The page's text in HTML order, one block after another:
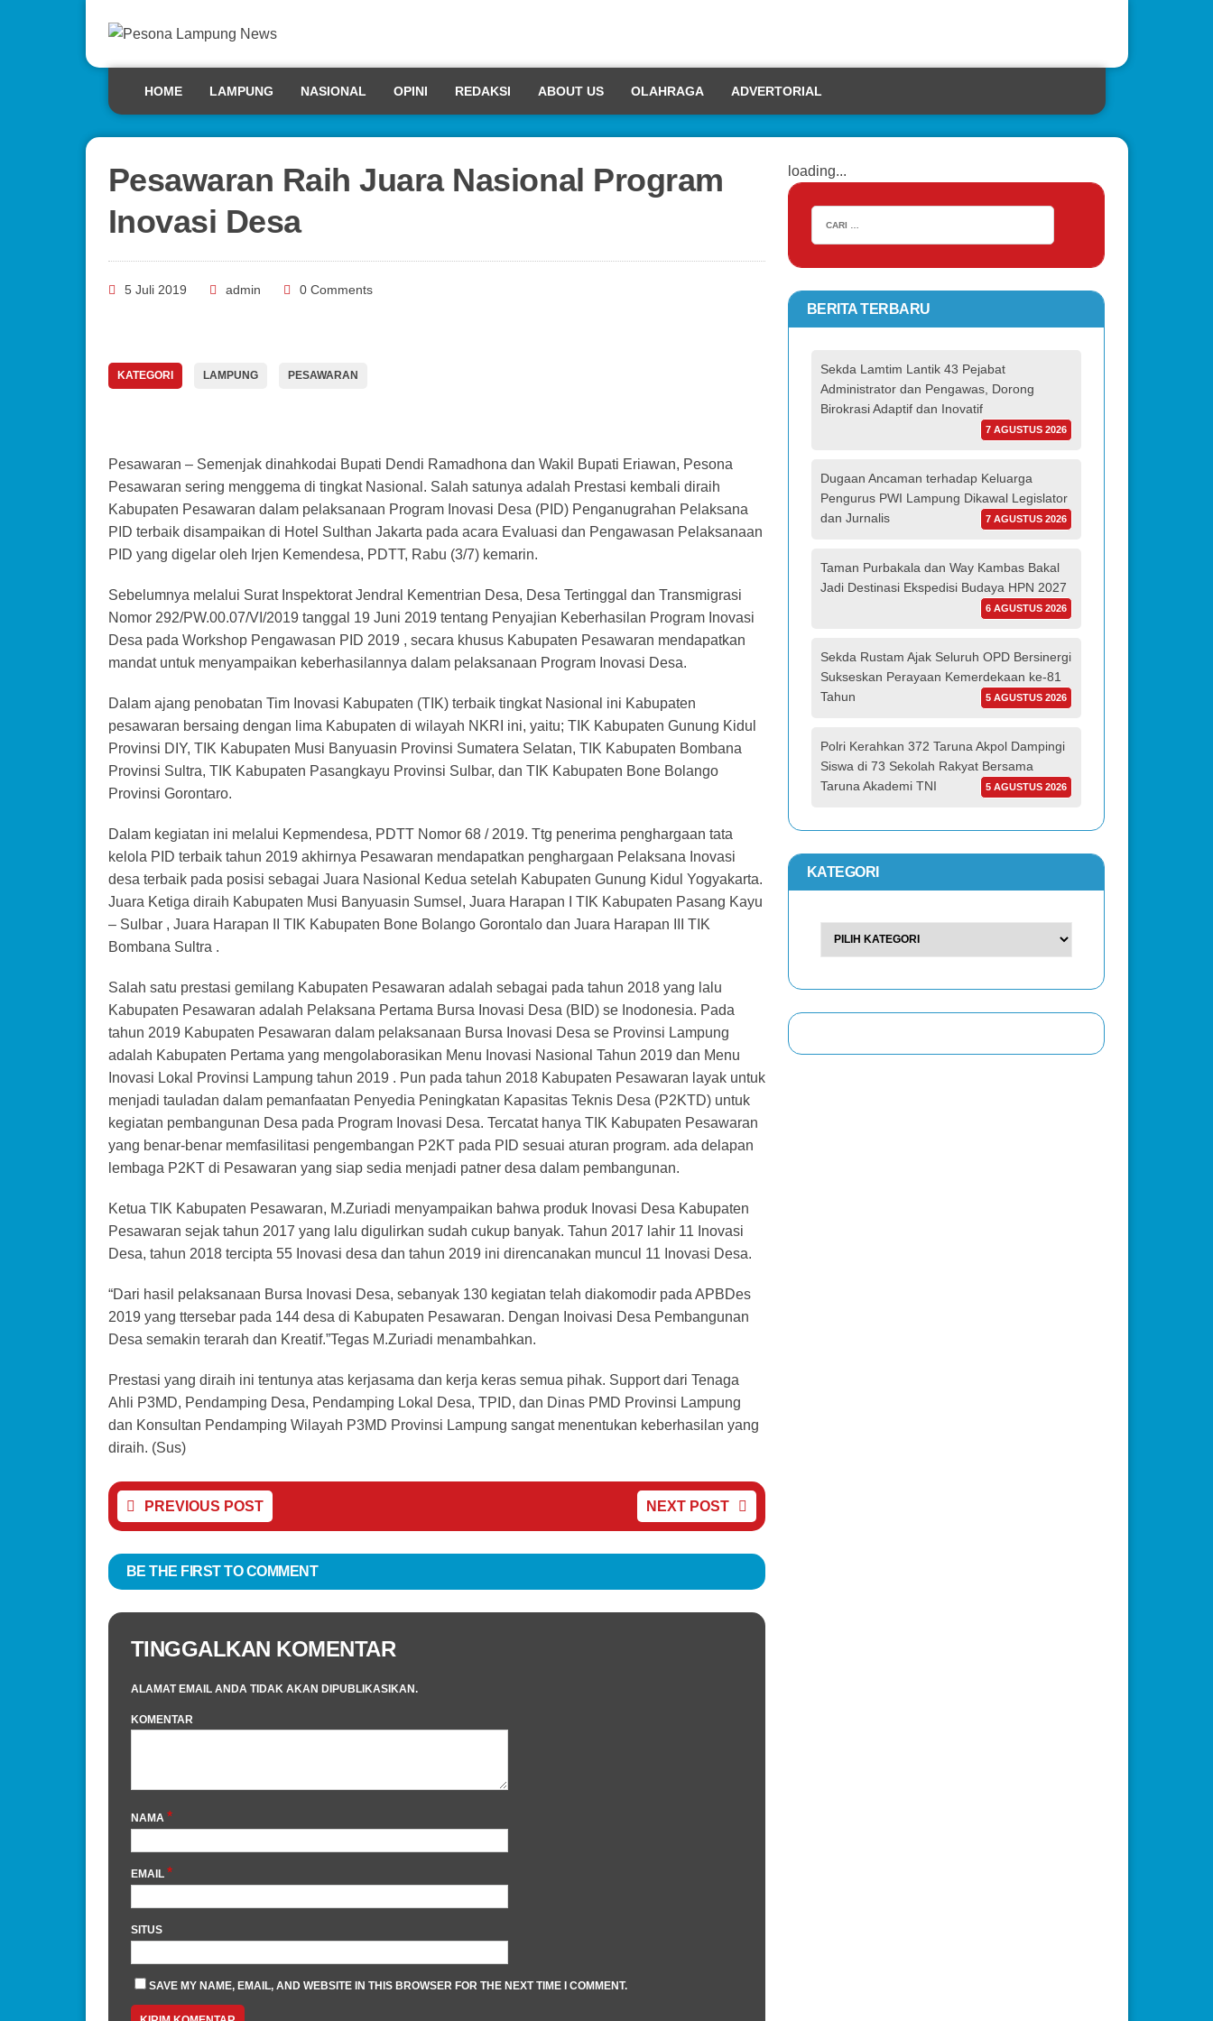
HOME LAMPUNG NASIONAL OPINI REDAKSI ABOUT US OLAHRAGA ADVERTORIAL
Pesawaran Raih Juara Nasional Program
Inovasi Desa
5 Juli 2019 admin 0 Comments
KATEGORI LAMPUNG PESAWARAN
Pesawaran – Semenjak dinahkodai Bupati Dendi Ramadhona dan Wakil Bupati Eriawan, Pesona
Pesawaran sering menggema di tingkat Nasional. Salah satunya adalah Prestasi kembali diraih
Kabupaten Pesawaran dalam pelaksanaan Program Inovasi Desa (PID) Penganugrahan Pelaksana
PID terbaik disampaikan di Hotel Sulthan Jakarta pada acara Evaluasi dan Pengawasan Pelaksanaan
PID yang digelar oleh Irjen Kemendesa, PDTT, Rabu (3/7) kemarin.
Sebelumnya melalui Surat Inspektorat Jendral Kementrian Desa, Desa Tertinggal dan Transmigrasi
Nomor 292/PW.00.07/VI/2019 tanggal 19 Juni 2019 tentang Penyajian Keberhasilan Program Inovasi
Desa pada Workshop Pengawasan PID 2019 , secara khusus Kabupaten Pesawaran mendapatkan
mandat untuk menyampaikan keberhasilannya dalam pelaksanaan Program Inovasi Desa.
Dalam ajang penobatan Tim Inovasi Kabupaten (TIK) terbaik tingkat Nasional ini Kabupaten
pesawaran bersaing dengan lima Kabupaten di wilayah NKRI ini, yaitu; TIK Kabupaten Gunung Kidul
Provinsi DIY, TIK Kabupaten Musi Banyuasin Provinsi Sumatera Selatan, TIK Kabupaten Bombana
Provinsi Sultra, TIK Kabupaten Pasangkayu Provinsi Sulbar, dan TIK Kabupaten Bone Bolango
Provinsi Gorontaro.
Dalam kegiatan ini melalui Kepmendesa, PDTT Nomor 68 / 2019. Ttg penerima penghargaan tata
kelola PID terbaik tahun 2019 akhirnya Pesawaran mendapatkan penghargaan Pelaksana Inovasi
desa terbaik pada posisi sebagai Juara Nasional Kedua setelah Kabupaten Gunung Kidul Yogyakarta.
Juara Ketiga diraih Kabupaten Musi Banyuasin Sumsel, Juara Harapan I TIK Kabupaten Pasang Kayu
– Sulbar , Juara Harapan II TIK Kabupaten Bone Bolango Gorontalo dan Juara Harapan III TIK
Bombana Sultra .
Salah satu prestasi gemilang Kabupaten Pesawaran adalah sebagai pada tahun 2018 yang lalu
Kabupaten Pesawaran adalah Pelaksana Pertama Bursa Inovasi Desa (BID) se Inodonesia. Pada
tahun 2019 Kabupaten Pesawaran dalam pelaksanaan Bursa Inovasi Desa se Provinsi Lampung
adalah Kabupaten Pertama yang mengolaborasikan Menu Inovasi Nasional Tahun 2019 dan Menu
Inovasi Lokal Provinsi Lampung tahun 2019 . Pun pada tahun 2018 Kabupaten Pesawaran layak untuk
menjadi tauladan dalam pemanfaatan Penyedia Peningkatan Kapasitas Teknis Desa (P2KTD) untuk
kegiatan pembangunan Desa pada Program Inovasi Desa. Tercatat hanya TIK Kabupaten Pesawaran
yang benar-benar memfasilitasi pengembangan P2KT pada PID sesuai aturan program. ada delapan
lembaga P2KT di Pesawaran yang siap sedia menjadi patner desa dalam pembangunan.
Ketua TIK Kabupaten Pesawaran, M.Zuriadi menyampaikan bahwa produk Inovasi Desa Kabupaten
Pesawaran sejak tahun 2017 yang lalu digulirkan sudah cukup banyak. Tahun 2017 lahir 11 Inovasi
Desa, tahun 2018 tercipta 55 Inovasi desa dan tahun 2019 ini direncanakan muncul 11 Inovasi Desa.
“Dari hasil pelaksanaan Bursa Inovasi Desa, sebanyak 130 kegiatan telah diakomodir pada APBDes
2019 yang ttersebar pada 144 desa di Kabupaten Pesawaran. Dengan Inoivasi Desa Pembangunan
Desa semakin terarah dan Kreatif.”Tegas M.Zuriadi menambahkan.
Prestasi yang diraih ini tentunya atas kerjasama dan kerja keras semua pihak. Support dari Tenaga
Ahli P3MD, Pendamping Desa, Pendamping Lokal Desa, TPID, dan Dinas PMD Provinsi Lampung
dan Konsultan Pendamping Wilayah P3MD Provinsi Lampung sangat menentukan keberhasilan yang
diraih. (Sus)
PREVIOUS POST NEXT POST
BE THE FIRST TO COMMENT
TINGGALKAN KOMENTAR
ALAMAT EMAIL ANDA TIDAK AKAN DIPUBLIKASIKAN.
KOMENTAR
NAMA *
EMAIL *
SITUS
SAVE MY NAME, EMAIL, AND WEBSITE IN THIS BROWSER FOR THE NEXT TIME I COMMENT.
loading...
BERITA TERBARU
Sekda Lamtim Lantik 43 Pejabat
Administrator dan Pengawas, Dorong
Birokrasi Adaptif dan Inovatif
7 AGUSTUS 2026
Dugaan Ancaman terhadap Keluarga
Pengurus PWI Lampung Dikawal Legislator
dan Jurnalis
7 AGUSTUS 2026
Taman Purbakala dan Way Kambas Bakal
Jadi Destinasi Ekspedisi Budaya HPN 2027
6 AGUSTUS 2026
Sekda Rustam Ajak Seluruh OPD Bersinergi
Sukseskan Perayaan Kemerdekaan ke-81
Tahun
5 AGUSTUS 2026
Polri Kerahkan 372 Taruna Akpol Dampingi
Siswa di 73 Sekolah Rakyat Bersama
Taruna Akademi TNI
5 AGUSTUS 2026
KATEGORI